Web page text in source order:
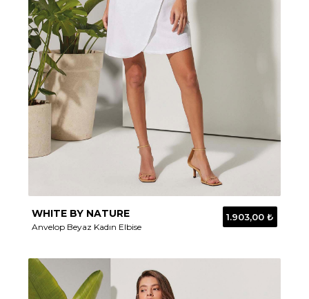
WHITE BY NATURE
Anvelop Beyaz Kadın Elbise
1.903,00 ₺